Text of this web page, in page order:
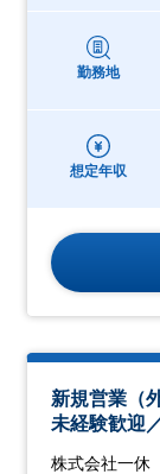
勤務地
想定年収
新規営業（
未経験歓迎
株式会社一休